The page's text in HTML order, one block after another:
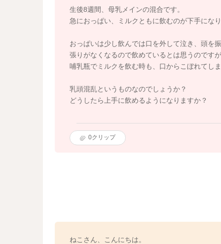
生後8週間、母乳メインの混合です。
急におっぱい、ミルクともに飲むのが下手にな
おっぱいは少し飲んでは口を外して泣き、頭を
張りがなくなるので飲めているとは思うのです
哺乳瓶でミルクを飲む時も、口からこぼれてし
乳頭混乱というものなのでしょうか？
どうしたら上手に飲めるようになりますか？
0クリップ
ねこさん、こんにちは。